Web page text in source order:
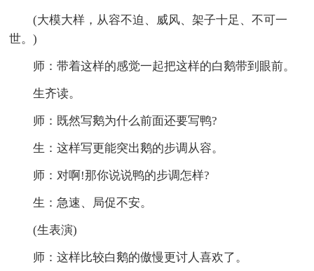
(大模大样，从容不迫、威风、架子十足、不可一
世。)
师：带着这样的感觉一起把这样的白鹅带到眼前。
生齐读。
师：既然写鹅为什么前面还要写鸭?
生：这样写更能突出鹅的步调从容。
师：对啊!那你说说鸭的步调怎样?
生：急速、局促不安。
(生表演)
师：这样比较白鹅的傲慢更讨人喜欢了。